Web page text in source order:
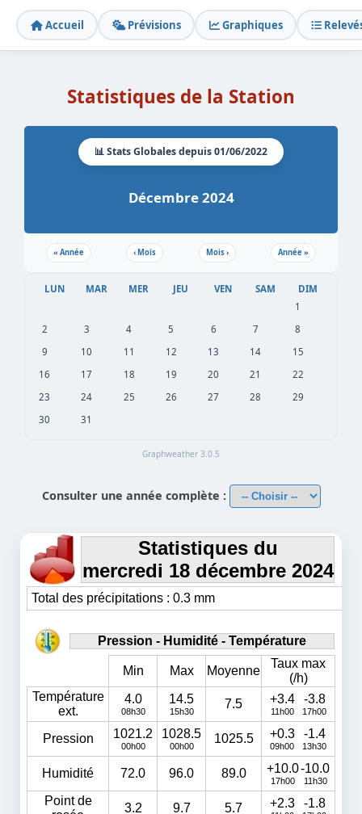
Accueil Prévisions Graphiques
Statistiques de la Station
📊 Stats Globales depuis 01/06/2022
Décembre 2024
« Année ‹Mois Mois› Année»
LUN MAR MER JEU VEN SAM
DIM
1
2
3 4 5 6 7
8
9
10 11 12 13 14
15
16
17 18 19 20 21
22
23
24 25 26 27 28
29
30
31
Graphweather 3.0.5
Consulter une année complète :